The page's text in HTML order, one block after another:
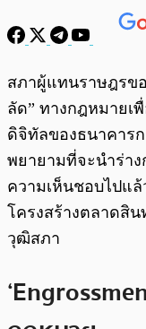
สภาผู้แทนราษฎรขอ
ลัด” ทางกฎหมายเ
ดิจิทัลของธนาคารก
พยายามที่จะนำร่า
ความเห็นชอบไปแ
โครงสร้างตลาดสิ
วุฒิสภา